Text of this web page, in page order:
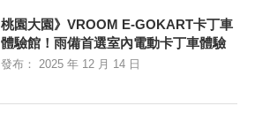
桃園大園》VROOM E-GOKART卡丁車
體驗館！雨備首選室內電動卡丁車體驗
發布： 2025 年 12 月 14 日